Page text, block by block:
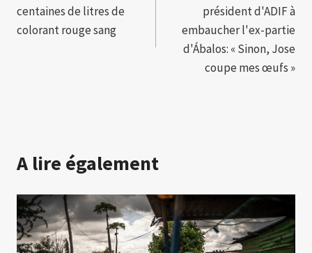
l’article
centaines de litres de
colorant rouge sang
président d'ADIF à
embaucher l'ex-partie
d'Ábalos: « Sinon, Jose
coupe mes œufs »
A lire également